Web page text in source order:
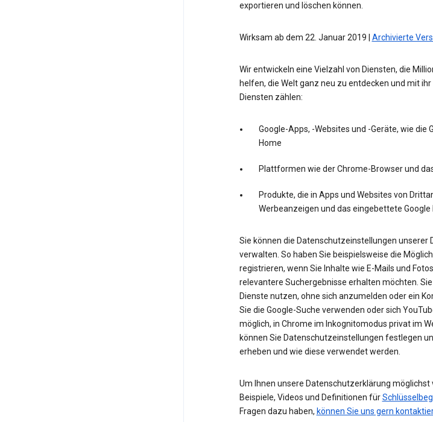
exportieren und löschen können.
Wirksam ab dem 22. Januar 2019 | Archivierte
Wir entwickeln eine Vielzahl von Diensten, die
helfen, die Welt ganz neu zu entdecken und mit
Diensten zählen:
Google-Apps, -Websites und -Geräte, wie die
Home
Plattformen wie der Chrome-Browser und
Produkte, die in Apps und Websites von
Werbeanzeigen und das eingebettete Google
Sie können die Datenschutzeinstellungen unserer
verwalten. So haben Sie beispielsweise die
registrieren, wenn Sie Inhalte wie E-Mails und
relevantere Suchergebnisse erhalten möchten.
Dienste nutzen, ohne sich anzumelden oder ein
Sie die Google-Suche verwenden oder sich
möglich, in Chrome im Inkognitomodus privat im
können Sie Datenschutzeinstellungen festlegen
erheben und wie diese verwendet werden.
Um Ihnen unsere Datenschutzerklärung
Beispiele, Videos und Definitionen für
Fragen dazu haben, können Sie uns gern